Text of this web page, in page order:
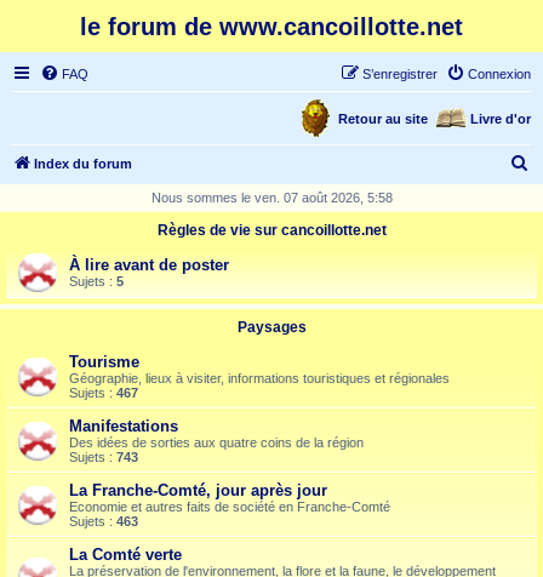
le forum de www.cancoillotte.net
FAQ Connexion
S’enregistrer
Livre d'or
Retour au site
Index du forum
r
Nous sommes le ven. 07 août 2026, 5:58
Règles de vie sur cancoillotte.net
À lire avant de poster
Sujets : 5
Paysages
Tourisme
Géographie, lieux à visiter, informations touristiques et régionales
Sujets : 467
Manifestations
Des idées de sorties aux quatre coins de la région
Sujets : 743
La Franche-Comté, jour après jour
Economie et autres faits de société en Franche-Comté
Sujets : 463
La Comté verte
La préservation de l'environnement, la flore et la faune, le développement